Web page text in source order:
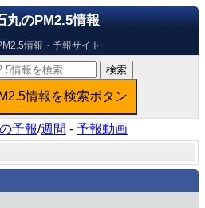
丸のPM2.5情報
情報・予報サイト
予報/週間 - 予報動画